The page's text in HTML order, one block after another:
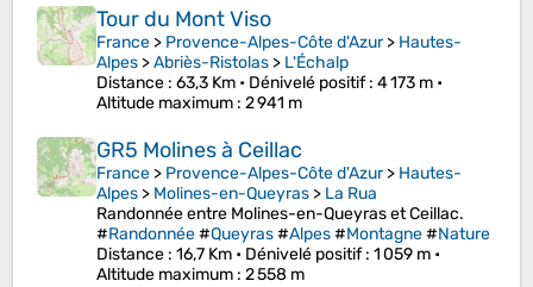
Tour du Mont Viso
France > Provence-Alpes-Côte d'Azur> Hautes-
Alpes >Abriès-Ristolas > L'Échalp
Distance : 63,3 Km • Dénivelé positif: 4 173 m •
Altitude maximum : 2 941 m
GR5 Molines à Ceillac
France > Provence-Alpes-Côte d'Azur> Hautes-
Alpes > Molines-en-Queyras > La Rua
Randonnée entre Molines-en-Queyras et Ceillac.
#Randonnée#Queyras#Alpes#Montagne#Nature
Distance : 16,7 Km • Dénivelé positif: 1 059 m •
Altitude maximum : 2 558 m